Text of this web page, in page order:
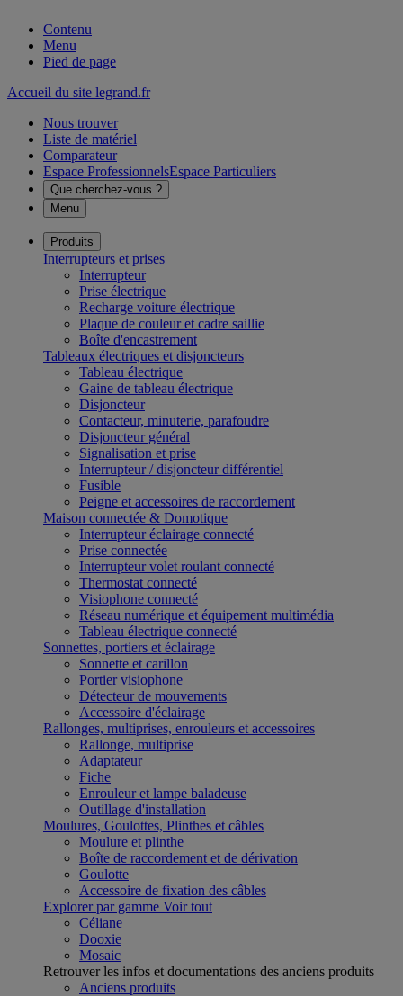
Contenu
Menu
Pied de page
Accueil du site legrand.fr
Nous trouver
Liste de matériel
Comparateur
Espace ProfessionnelsEspace Particuliers
Que cherchez-vous ?
Menu
Produits
Interrupteurs et prises
Interrupteur
Prise électrique
Recharge voiture électrique
Plaque de couleur et cadre saillie
Boîte d'encastrement
Tableaux électriques et disjoncteurs
Tableau électrique
Gaine de tableau électrique
Disjoncteur
Contacteur, minuterie, parafoudre
Disjoncteur général
Signalisation et prise
Interrupteur / disjoncteur différentiel
Fusible
Peigne et accessoires de raccordement
Maison connectée & Domotique
Interrupteur éclairage connecté
Prise connectée
Interrupteur volet roulant connecté
Thermostat connecté
Visiophone connecté
Réseau numérique et équipement multimédia
Tableau électrique connecté
Sonnettes, portiers et éclairage
Sonnette et carillon
Portier visiophone
Détecteur de mouvements
Accessoire d'éclairage
Rallonges, multiprises, enrouleurs et accessoires
Rallonge, multiprise
Adaptateur
Fiche
Enrouleur et lampe baladeuse
Outillage d'installation
Moulures, Goulottes, Plinthes et câbles
Moulure et plinthe
Boîte de raccordement et de dérivation
Goulotte
Accessoire de fixation des câbles
Explorer par gamme Voir tout
Céliane
Dooxie
Mosaic
Retrouver les infos et documentations des anciens produits
Anciens produits